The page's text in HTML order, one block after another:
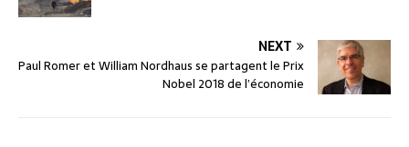
NEXT
Paul Romer et William Nordhaus se partagent le Prix
Nobel 2018 de l’économie